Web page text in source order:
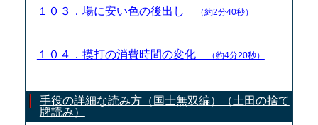
１０３．場に安い色の後出し （約2分40秒）
１０４．摸打の消費時間の変化 （約4分20秒）
手役の詳細な読み方（国士無双編）（土田の捨て
牌読み）